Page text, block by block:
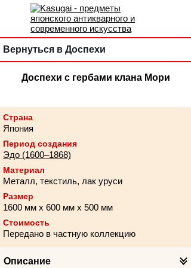
Вернуться в Доспехи
Доспехи с гербами клана Мори
Страна
Япония
Период создания
Эдо (1600–1868)
Материал
Металл, текстиль, лак уруси
Размер
1600 мм х 600 мм х 500 мм
Стоимость
Передано в частную коллекцию
Описание